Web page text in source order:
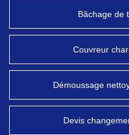
Bâchage de
Couvreur
Démoussage
Devis